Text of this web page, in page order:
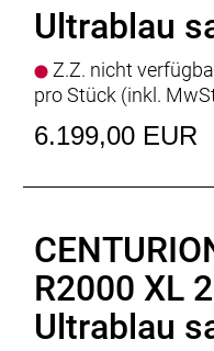
Batteriekapazität :
Ladegerät: BOSCH
Empfehlung Mindest
Empfehlung
: 25,7kg
Ultrablau
Z.Z. nicht
pro Stück (inkl.
6.199,00 EUR
R2000 XL
Ultrablau